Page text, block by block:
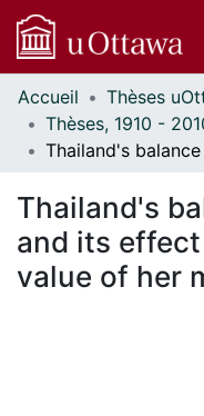
Communautés
et collections
Parcourir
À propos
Accueil
Thailand's
and its
value of her